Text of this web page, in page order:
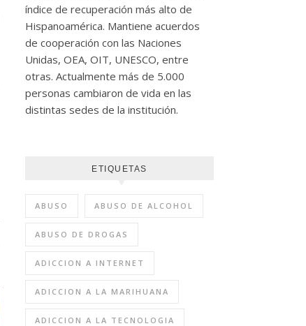
índice de recuperación más alto de
Hispanoamérica. Mantiene acuerdos
de cooperación con las Naciones
Unidas, OEA, OIT, UNESCO, entre
otras. Actualmente más de 5.000
personas cambiaron de vida en las
distintas sedes de la institución.
ETIQUETAS
ABUSO ABUSO DE ALCOHOL
ABUSO DE DROGAS
ADICCION A INTERNET
ADICCION A LA MARIHUANA
ADICCION A LA TECNOLOGIA